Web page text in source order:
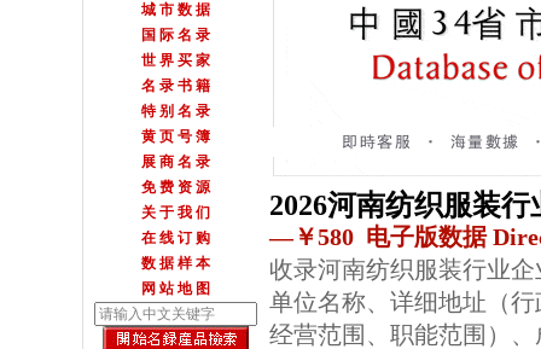
城 市 数 据
国 际 名 录
世 界 买 家
名 录 书 籍
特 别 名 录
黄 页 号 簿
展 商 名 录
免 费 资 源
关 于 我 们
在 线 订 购
数 据 样 本
网 站 地 图
2026河南纺织服装
—￥580 电子版数据
收录河南纺织服装行业
单位名称、详细地址（
经营范围、职能范围）